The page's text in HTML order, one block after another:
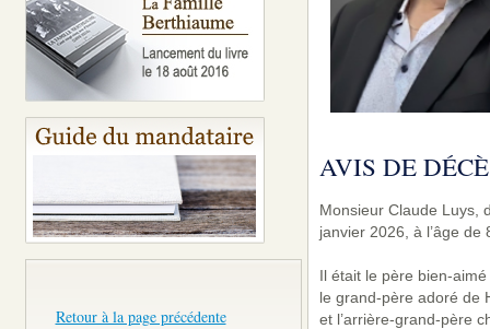
Retour à la page précédente
AVIS DE
Monsieur Claude Luys,
janvier 2026, à l’âge de
Il était le père bien-
le grand-père adoré de
et l’arrière-grand-père